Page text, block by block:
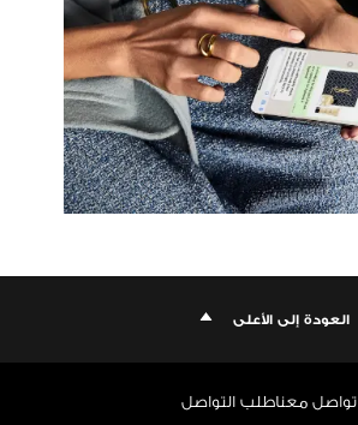
العودة إلى الأعلى
تواصل معناطلب التواصل